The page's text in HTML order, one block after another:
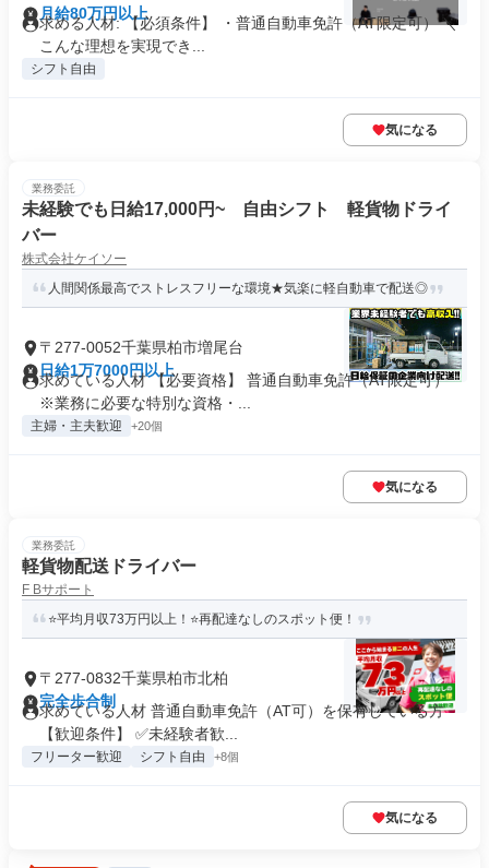
月給80万円以上
求める人材: 【必須条件】 ・普通自動車免許（AT限定可） ＼
こんな理想を実現でき...
シフト自由
気になる
業務委託
未経験でも日給17,000円~ 自由シフト 軽貨物ドライ
バー
株式会社ケイソー
人間関係最高でストレスフリーな環境★気楽に軽自動車で配送◎
〒277-0052千葉県柏市増尾台
日給1万7000円以上
求めている人材 【必要資格】 普通自動車免許（AT限定可）
※業務に必要な特別な資格・...
主婦・主夫歓迎 +20個
気になる
業務委託
軽貨物配送ドライバー
F Bサポート
⭐平均月収73万円以上！⭐再配達なしのスポット便！
〒277-0832千葉県柏市北柏
完全歩合制
求めている人材 普通自動車免許（AT可）を保有している方
【歓迎条件】 ✅未経験者歓...
フリーター歓迎 シフト自由 +8個
気になる